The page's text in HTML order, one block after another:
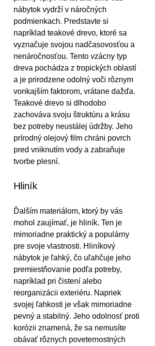
nábytok vydrží v náročných
podmienkach. Predstavte si
napríklad teakové drevo, ktoré sa
vyznačuje svojou nadčasovosťou a
nenáročnosťou. Tento vzácny typ
dreva pochádza z tropických oblastí
a je prirodzene odolný voči rôznym
vonkajším faktorom, vrátane dažďa.
Teakové drevo si dlhodobo
zachováva svoju štruktúru a krásu
bez potreby neustálej údržby. Jeho
prírodný olejový film chráni povrch
pred vniknutím vody a zabraňuje
tvorbe plesní.
Hliník
Ďalším materiálom, ktorý by vás
mohol zaujímať, je hliník. Ten je
mimoriadne praktický a populárny
pre svoje vlastnosti. Hliníkový
nábytok je ľahký, čo uľahčuje jeho
premiestňovanie podľa potreby,
napríklad pri čistení alebo
reorganizácii exteriéru. Napriek
svojej ľahkosti je však mimoriadne
pevný a stabilný. Jeho odolnosť proti
korózii znamená, že sa nemusíte
obávať rôznych poveternostných